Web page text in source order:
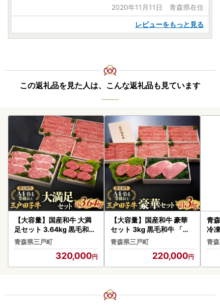
2020年11月11日 青森県在住
レビューをもっと見る
この返礼品を見た人は、こんな返礼品も見ています
【大容量】国産和牛 大満
足セット 3.64kg 黒毛和牛
「三戸・田子牛」
青森県三戸町
320,000
【大容量】国産和牛 豪華
セット 3kg 黒毛和牛 「三
戸・田子牛」
青森県三戸町
220,000
青
冷
ん
青